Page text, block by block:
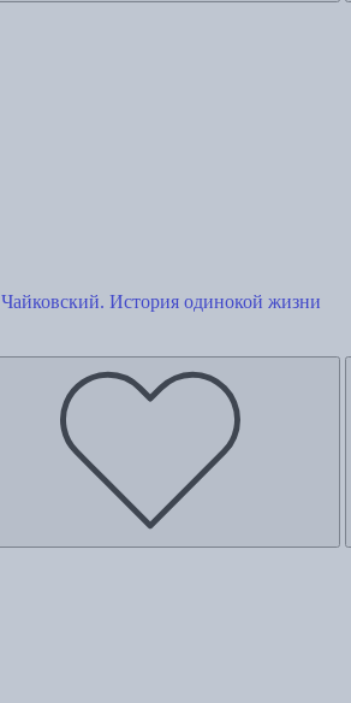
Чайковский. История одинокой жизни